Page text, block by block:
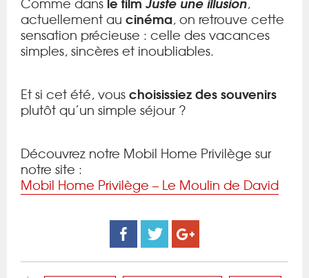
actuellement au cinéma, on retrouve cette
sensation précieuse : celle des vacances
simples, sincères et inoubliables.
Et si cet été, vouschoisissiez des souvenirs
plutôt qu’un simple séjour ?
Découvrez notre Mobil Home Privilège sur
notre site :
Mobil Home Privilège – Le Moulin de David